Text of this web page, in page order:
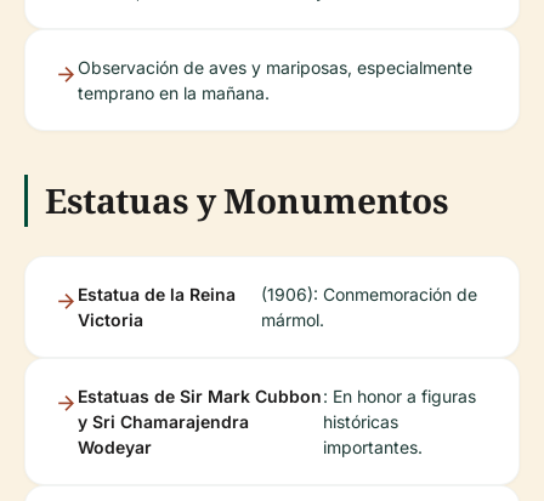
Observación de aves y mariposas, especialmente
temprano en la mañana.
Estatuas y Monumentos
Estatua de la Reina
Victoria
(1906): Conmemoración de
mármol.
Estatuas de Sir Mark Cubbon
y Sri Chamarajendra
Wodeyar
: En honor a figuras
históricas
importantes.